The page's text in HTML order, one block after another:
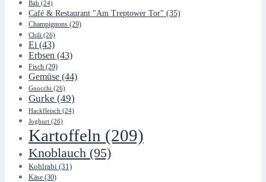
Bäh (24)
Café & Restaurant "Am Treptower Tor" (35)
Champignons (29)
Chili (26)
Ei (43)
Erbsen (43)
Fisch (29)
Gemüse (44)
Gnocchi (26)
Gurke (49)
Hackfleisch (24)
Joghurt (26)
Kartoffeln (209)
Knoblauch (95)
Kohlrabi (31)
Käse (30)